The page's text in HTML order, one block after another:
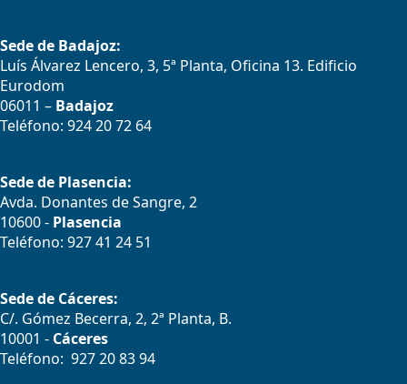
Sede de Badajoz:
Luís Álvarez Lencero, 3, 5ª Planta, Oficina 13. Edificio
Eurodom
06011 – Badajoz
Teléfono: 924 20 72 64
Sede de Plasencia:
Avda. Donantes de Sangre, 2
10600 - Plasencia
Teléfono: 927 41 24 51
Sede de Cáceres:
C/. Gómez Becerra, 2, 2ª Planta, B.
10001 - Cáceres
Teléfono: 927 20 83 94